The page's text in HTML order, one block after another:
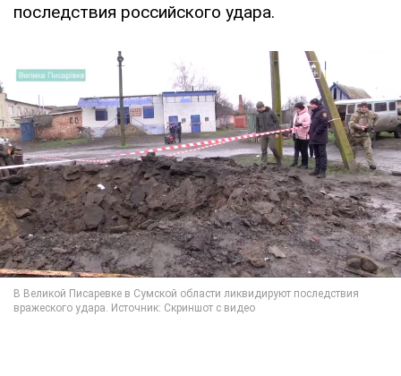
последствия российского удара.